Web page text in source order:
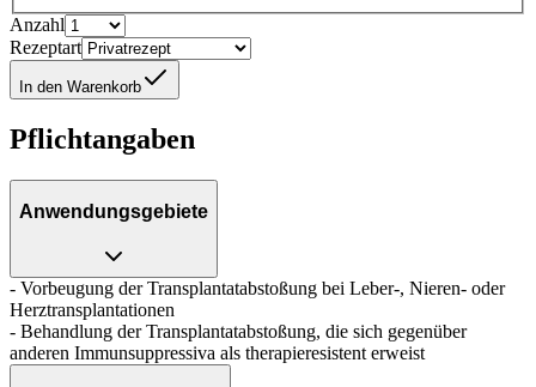
Anzahl
Rezeptart
In den Warenkorb
Pflichtangaben
Anwendungsgebiete
- Vorbeugung der Transplantatabstoßung bei Leber-, Nieren- oder
Herztransplantationen
- Behandlung der Transplantatabstoßung, die sich gegenüber
anderen Immunsuppressiva als therapieresistent erweist